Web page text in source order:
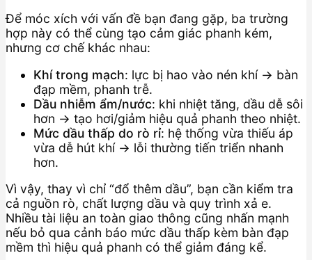
Để móc xích với vấn đề bạn đang gặp, ba trường
hợp này có thể cùng tạo cảm giác phanh kém,
nhưng cơ chế khác nhau:
Khí trong mạch: lực bị hao vào nén khí → bàn
đạp mềm, phanh trễ.
Dầu nhiễm ẩm/nước: khi nhiệt tăng, dầu dễ sôi
hơn → tạo hơi/giảm hiệu quả phanh theo nhiệt.
Mức dầu thấp do rò rỉ: hệ thống vừa thiếu áp
vừa dễ hút khí → lỗi thường tiến triển nhanh
hơn.
Vì vậy, thay vì chỉ “đổ thêm dầu”, bạn cần kiểm tra
cả nguồn rò, chất lượng dầu và quy trình xả e.
Nhiều tài liệu an toàn giao thông cũng nhấn mạnh
nếu bỏ qua cảnh báo mức dầu thấp kèm bàn đạp
mềm thì hiệu quả phanh có thể giảm đáng kể.